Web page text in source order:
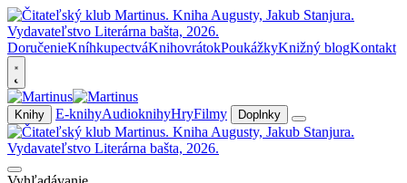
DoručenieKníhkupectváKnihovrátokPoukážkyKnižný blogKontakt
Knihy E-knihyAudioknihyHryFilmy Doplnky